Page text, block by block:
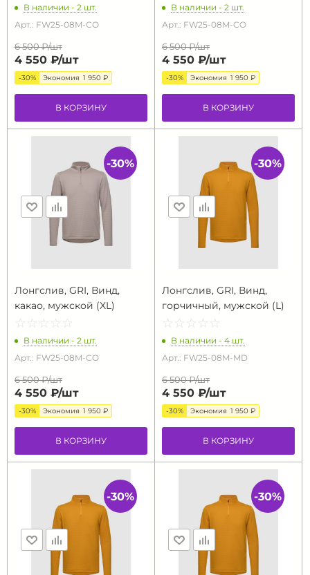
В наличии - 2 шт.
Арт.: FW25-08M-CO
6 500 ₽/шт
4 550 ₽/шт
-30% Экономия 1 950 ₽
В КОРЗИНУ
В наличии - 2 шт.
Арт.: FW25-08M-CO
6 500 ₽/шт
4 550 ₽/шт
-30% Экономия 1 950 ₽
В КОРЗИНУ
Лонгслив, GRI, Винд,
какао, мужской (XL)
☆ ☆ ☆ ☆ ☆
★ ★ ★ ★ ★
В наличии - 2 шт.
Арт.: FW25-08M-CO
6 500 ₽/шт
4 550 ₽/шт
-30% Экономия 1 950 ₽
В КОРЗИНУ
-30%
Лонгслив, GRI, Винд,
горчичный, мужской (L)
☆ ☆ ☆ ☆ ☆
★ ★ ★ ★ ★
В наличии - 4 шт.
Арт.: FW25-08M-MD
6 500 ₽/шт
4 550 ₽/шт
-30% Экономия 1 950 ₽
В КОРЗИНУ
-30%
-30% -30%